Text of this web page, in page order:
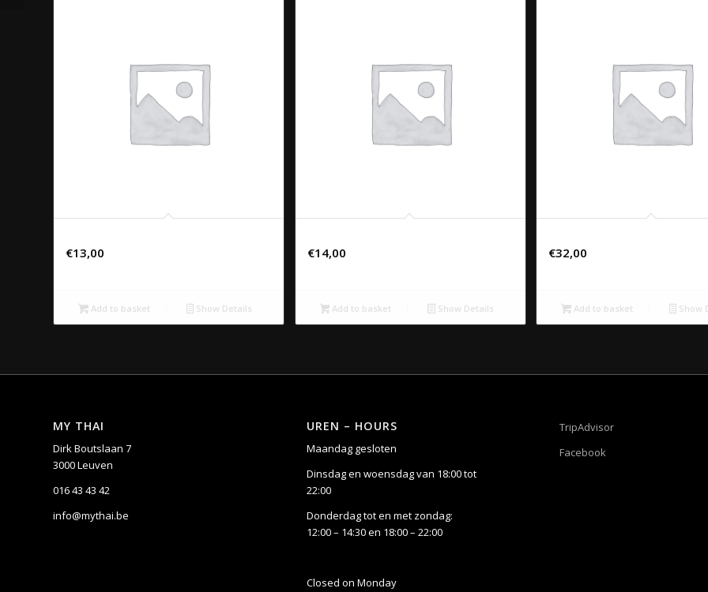
€13,00
Add to basket Show Details
€14,00
Add to basket Show Details
€32,00
Add to basket Show
MY THAI
Dirk Boutslaan 7
3000 Leuven
016 43 43 42
info@mythai.be
UREN – HOURS
Maandag gesloten
Dinsdag en woensdag van 18:00 tot
22:00
Donderdag tot en met zondag:
12:00 – 14:30 en 18:00 – 22:00
Closed on Monday
TripAdvisor
Facebook